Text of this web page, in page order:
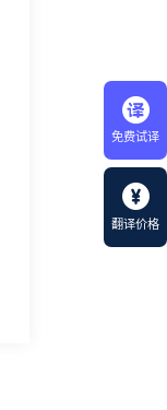
免费试译
翻译价格